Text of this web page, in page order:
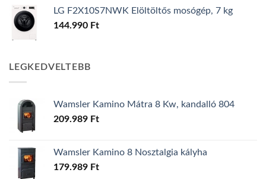
LG F2X10S7NWK Elöltöltős mosógép, 7 kg
144.990 Ft
LEGKEDVELTEBB
Wamsler Kamino Mátra 8 Kw, kandalló 804
209.989 Ft
Wamsler Kamino 8 Nosztalgia kályha
179.989 Ft